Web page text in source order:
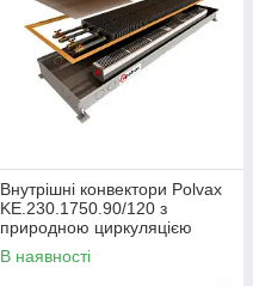
Внутрішні конвектори Polvax
KE.230.1750.90/120 з
природною циркуляцією
В наявності